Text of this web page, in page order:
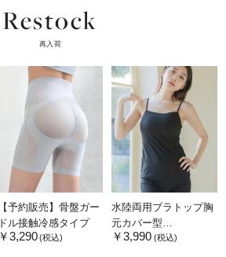
Restock
再入荷
【予約販売】骨盤ガー
ドル接触冷感タイプ
￥3,290(税込)
水陸両用ブラトップ胸
元カバー型
《BRAmone Basic
￥3,990 (税込)